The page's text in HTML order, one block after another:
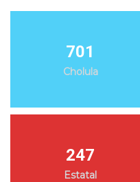
701
Cholula
247
Estatal